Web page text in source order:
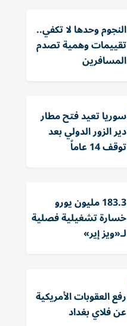
النجوم وحدها لا تكفي..
تقييمات وهمية تصدم
المسافرين
سوريا تعيد فتح مطار
دير الزور الدولي بعد
توقف 14 عاماً
183.3 مليون يورو
خسارة تشغيلية فصلية
لـ«ويز إير»
رفع العقوبات الأمريكية
عن فلاي بغداد